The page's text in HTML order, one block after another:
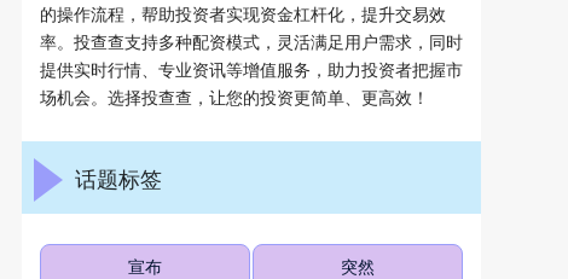
的操作流程，帮助投资者实现资金杠杆化，提升交易效
率。投查查支持多种配资模式，灵活满足用户需求，同时
提供实时行情、专业资讯等增值服务，助力投资者把握市
场机会。选择投查查，让您的投资更简单、更高效！
话题标签
宣布 突然